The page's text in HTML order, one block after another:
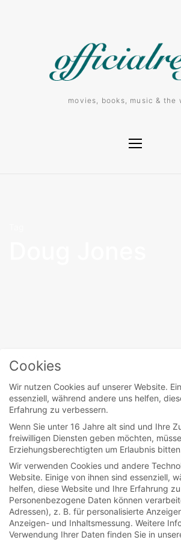
movies, books, music & the
movies
Pans Labyrinth
Laberinto del
Bei diesem Film scheiden sich
er nun gut ist oder langweilig.
mich für...
Cookies
Wir nutzen Cookies auf unserer Website.
essenziell, während andere uns helfen,
Erfahrung zu verbessern.
Wenn Sie unter 16 Jahre alt sind und Ihre
freiwilligen Diensten geben möchten,
Erziehungsberechtigten um Erlaubnis
Wir verwenden Cookies und andere
Website. Einige von ihnen sind essenziell,
helfen, diese Website und Ihre Erfahrung
Personenbezogene Daten können
Adressen), z. B. für personalisierte
Anzeigen- und Inhaltsmessung. Weitere
Verwendung Ihrer Daten finden Sie in